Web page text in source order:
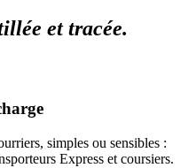
et tracée.
simples ou sensibles :
Express et coursiers.